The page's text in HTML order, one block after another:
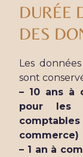
DURÉE
DES
Les
sont
– 10 ans à
pour les
commerce)
– 1 an à